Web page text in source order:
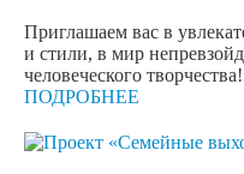
Приглашаем вас в
и стили, в мир
человеческого
ПОДРОБНЕЕ